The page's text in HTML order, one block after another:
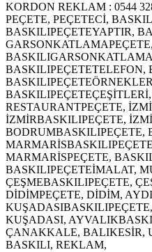
KORDON REKLAM : 0544
PEÇETE, PEÇETECİ,
BASKILIPEÇETEYAPTIR,
GARSONKATLAMAPEÇETE,
BASKILIPEÇETETELEFON,
RESTAURANTPEÇETE,
İZMİRBASKILIPEÇETE,
BODRUMBASKILIPEÇETE,
MARMARİSPEÇETE,
BASKILIPEÇETEİMALAT,
ÇEŞMEBASKILIPEÇETE,
DİDİMPEÇETE, DİDİM,
KUŞADASI,
ÇANAKKALE, BALIKESİR,
BASKILI, REKLAM,